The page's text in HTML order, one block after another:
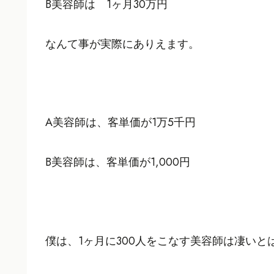
B美容師は 1ヶ月30万円
なんて事が実際にありえます。
A美容師は、客単価が1万5千円
B美容師は、客単価が1,000円
僕は、1ヶ月に300人をこなす美容師は凄いと